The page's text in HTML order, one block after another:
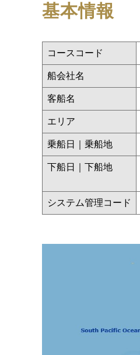
基本情報
コースコード
船会社名
客船名
エリア
乗船日｜乗船地
下船日｜下船地
システム管理コード